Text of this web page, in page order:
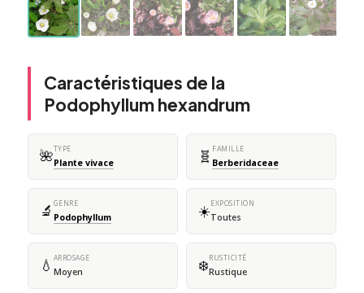
Caractéristiques de la
Podophyllum hexandrum
🌺TYPE
Plante vivace 🧬 FAMILLE
Berberidaceae
🔬 GENRE
Podophyllum ☀️EXPOSITION
Toutes
💧 ARROSAGE
Moyen ❄️RUSTICITÉ
Rustique